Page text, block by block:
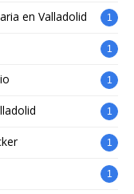
en Valladolid 1
1
1
1
1
1